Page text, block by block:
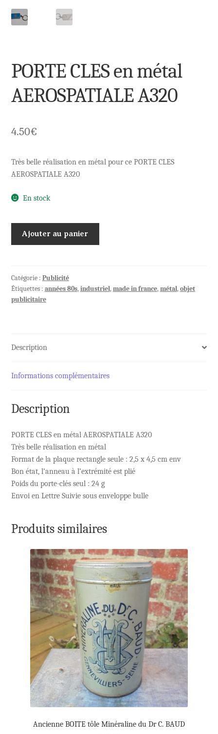
PORTE CLES en métal
AEROSPATIALE A320
4.50€
Très belle réalisation en métal pour ce PORTE CLES
AEROSPATIALE A320
En stock
en
métal
AEROSPATIALE
Ajouter au panier
Catégorie : Publicité
Étiquettes : années 80s,industriel,made in france,métal,objet
publicitaire
Description
Informations complémentaires
Description
PORTE CLES en métal AEROSPATIALE A320
Très belle réalisation en métal
Format de la plaque rectangle seule : 2,5 x 4,5 cm env
Bon état, l’anneau à l’extrémité est plié
Poids du porte-clés seul : 24 g
Envoi en Lettre Suivie sous enveloppe bulle
Produits similaires
Ancienne BOITE tôle Minéraline du Dr C. BAUD